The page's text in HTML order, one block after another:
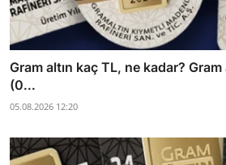
Gram altın kaç TL, ne kadar?
(0...
05.08.2026 12:20